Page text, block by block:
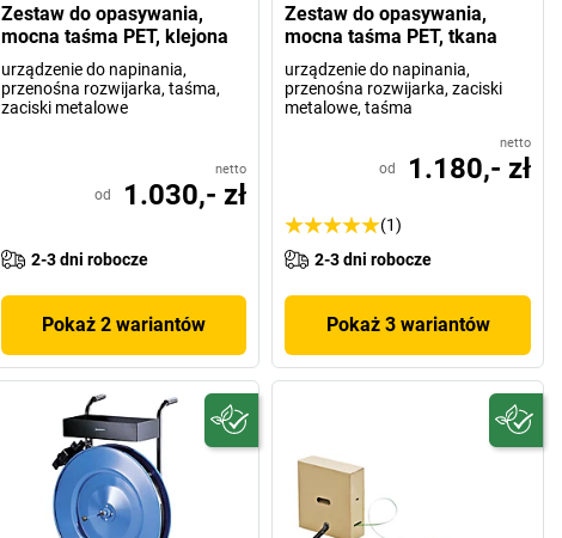
Zestaw do opasywania,
mocna taśma PET, klejona
urządzenie do napinania,
przenośna rozwijarka, taśma,
zaciski metalowe
netto
od 1.030,- zł
2-3 dni robocze
Pokaż 2 wariantów
Zestaw do opasywania,
mocna taśma PET, tkana
urządzenie do napinania,
przenośna rozwijarka, zaciski
metalowe, taśma
netto
od 1.180,- zł
(1)
2-3 dni robocze
Pokaż 3 wariantów